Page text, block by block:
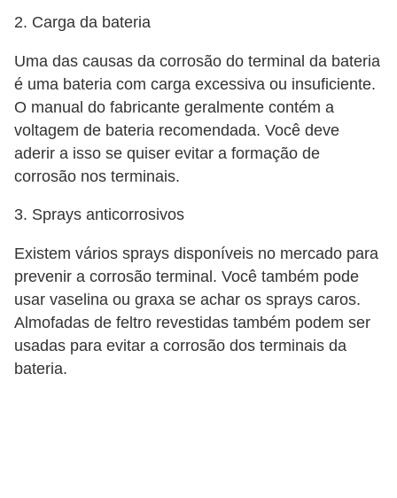
2. Carga da bateria
Uma das causas da corrosão do terminal da bateria
é uma bateria com carga excessiva ou insuficiente.
O manual do fabricante geralmente contém a
voltagem de bateria recomendada. Você deve
aderir a isso se quiser evitar a formação de
corrosão nos terminais.
3. Sprays anticorrosivos
Existem vários sprays disponíveis no mercado para
prevenir a corrosão terminal. Você também pode
usar vaselina ou graxa se achar os sprays caros.
Almofadas de feltro revestidas também podem ser
usadas para evitar a corrosão dos terminais da
bateria.
s
h
í
b
r
i
o
s